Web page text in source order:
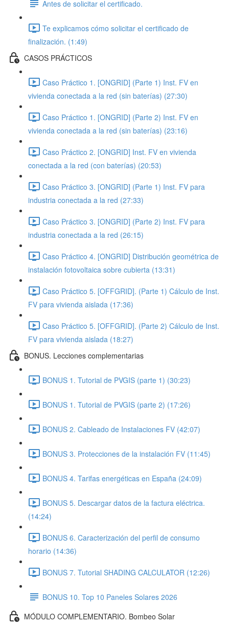
Antes de solicitar el certificado.
Te explicamos cómo solicitar el certificado de
finalización. (1:49)
CASOS PRÁCTICOS
Caso Práctico 1. [ONGRID] (Parte 1) Inst. FV en
vivienda conectada a la red (sin baterías) (27:30)
Caso Práctico 1. [ONGRID] (Parte 2) Inst. FV en
vivienda conectada a la red (sin baterías) (23:16)
Caso Práctico 2. [ONGRID] Inst. FV en vivienda
conectada a la red (con baterías) (20:53)
Caso Práctico 3. [ONGRID] (Parte 1) Inst. FV para
industria conectada a la red (27:33)
Caso Práctico 3. [ONGRID] (Parte 2) Inst. FV para
industria conectada a la red (26:15)
Caso Práctico 4. [ONGRID] Distribución geométrica de
instalación fotovoltaica sobre cubierta (13:31)
Caso Práctico 5. [OFFGRID]. (Parte 1) Cálculo de Inst.
FV para vivienda aislada (17:36)
Caso Práctico 5. [OFFGRID]. (Parte 2) Cálculo de Inst.
FV para vivienda aislada (18:27)
BONUS. Lecciones complementarias
BONUS 1. Tutorial de PVGIS (parte 1) (30:23)
BONUS 1. Tutorial de PVGIS (parte 2) (17:26)
BONUS 2. Cableado de Instalaciones FV (42:07)
BONUS 3. Protecciones de la instalación FV (11:45)
BONUS 4. Tarifas energéticas en España (24:09)
BONUS 5. Descargar datos de la factura eléctrica.
(14:24)
BONUS 6. Caracterización del perfil de consumo
horario (14:36)
BONUS 7. Tutorial SHADING CALCULATOR (12:26)
BONUS 10. Top 10 Paneles Solares 2026
MÓDULO COMPLEMENTARIO. Bombeo Solar